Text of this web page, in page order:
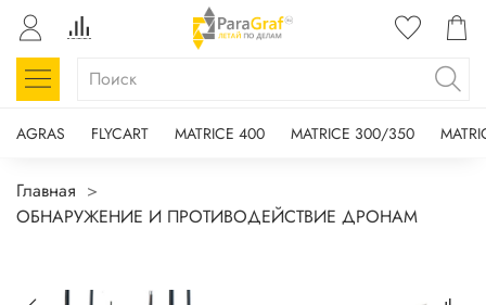
AGRAS FLYCART MATRICE 400 MATRICE 300/350
Главная
ОБНАРУЖЕНИЕ И ПРОТИВОДЕЙСТВИЕ ДРОНАМ